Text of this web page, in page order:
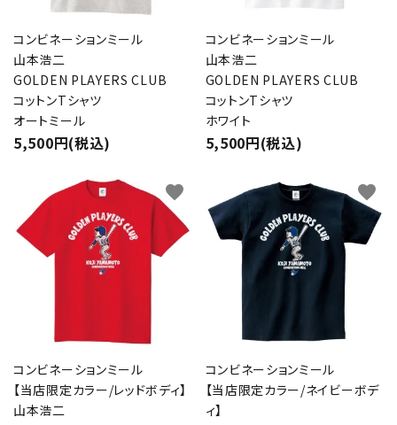
コンビネーションミール
山本浩二
GOLDEN PLAYERS CLUB
コットンTシャツ
オートミール
5,500円(税込)
コンビネーションミール
山本浩二
GOLDEN PLAYERS CLUB
コットンTシャツ
ホワイト
5,500円(税込)
コンビネーションミール
【当店限定カラー/レッドボディ】
山本浩二
favorite
コンビネーションミール
【当店限定カラー/ネイビーボデ
ィ】
favorite